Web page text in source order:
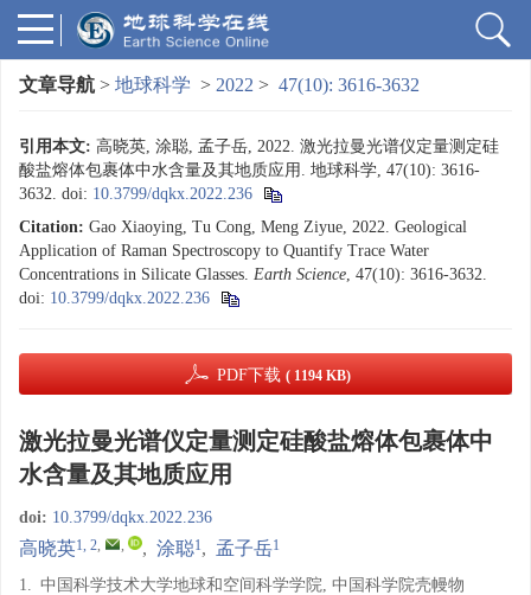
文章导航 > 地球科学 > 2022 > 47(10): 3616-3632
引用本文: 高晓英, 涂聪, 孟子岳, 2022. 激光拉曼光谱仪定量测定硅
酸盐熔体包裹体中水含量及其地质应用. 地球科学, 47(10): 3616-
3632. doi: 10.3799/dqkx.2022.236
Citation: Gao Xiaoying, Tu Cong, Meng Ziyue, 2022. Geological
Application of Raman Spectroscopy to Quantify Trace Water
Concentrations in Silicate Glasses. Earth Science, 47(10): 3616-3632.
doi: 10.3799/dqkx.2022.236
PDF下载 ( 1194 KB)
激光拉曼光谱仪定量测定硅酸盐熔体包裹体中
水含量及其地质应用
doi: 10.3799/dqkx.2022.236
高晓英1, 2, , , 涂聪1, 孟子岳1
1. 中国科学技术大学地球和空间科学学院, 中国科学院壳幔物